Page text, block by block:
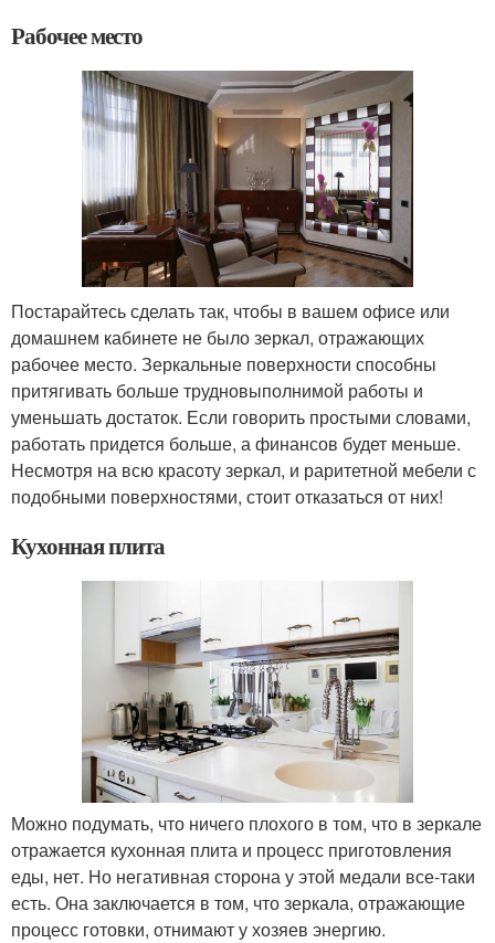
Рабочее место
Постарайтесь сделать так, чтобы в вашем офисе или
домашнем кабинете не было зеркал, отражающих
рабочее место. Зеркальные поверхности способны
притягивать больше трудновыполнимой работы и
уменьшать достаток. Если говорить простыми словами,
работать придется больше, а финансов будет меньше.
Несмотря на всю красоту зеркал, и раритетной мебели с
подобными поверхностями, стоит отказаться от них!
Кухонная плита
Можно подумать, что ничего плохого в том, что в зеркале
отражается кухонная плита и процесс приготовления
еды, нет. Но негативная сторона у этой медали все-таки
есть. Она заключается в том, что зеркала, отражающие
процесс готовки, отнимают у хозяев энергию.